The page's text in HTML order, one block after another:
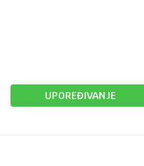
UPOREĐIVANJE